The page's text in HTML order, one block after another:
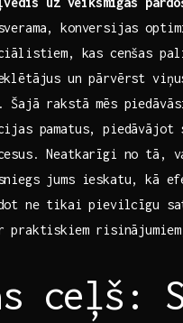
konversijas
​kas cenšas
un pārvērst
‌Šajā rakstā mēs
pamatus,
Neatkarīgi no tā,
jums ‍ieskatu, kā
ne tikai pievilcīgu
ceļš: